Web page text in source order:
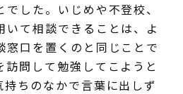
した。いじめや不登校、
いて相談できることは、よ
窓口を置くのと同じことで
問して勉強してこようと
ちのなかで言葉に出しず